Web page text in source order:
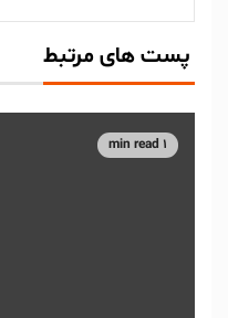
پست های مرتبط
1 min read